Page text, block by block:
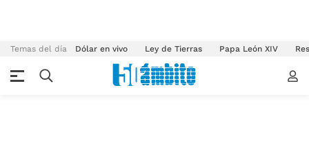
Temas del día Dólar en vivo Ley de Tierras Papa León XIV